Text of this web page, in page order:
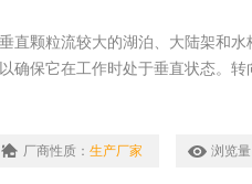
直颗粒流较大的湖泊、大陆架和
确保它在工作时处于垂直状态。转
确的角度。整套多通道沉降物捕
厂商性质：生产厂家 浏览